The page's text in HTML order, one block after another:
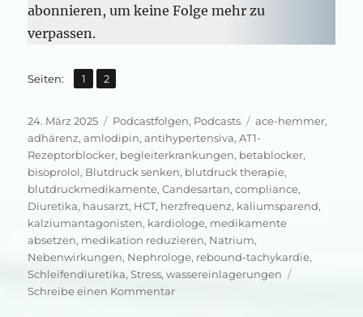
abonnieren, um keine Folge mehr zu
verpassen.
Seiten: Seite
1 ,
Seite
2
Veröffentlicht
am
24. März 2025 Kategorien
Podcastfolgen, Podcasts Schlagwörter
ace-hemmer,
adhärenz,amlodipin,antihypertensiva,AT1-
Rezeptorblocker, begleiterkrankungen, betablocker,
bisoprolol, Blutdruck senken, blutdruck therapie,
blutdruckmedikamente,Candesartan,compliance,
Diuretika, hausarzt, HCT, herzfrequenz, kaliumsparend,
kalziumantagonisten, kardiologe, medikamente
absetzen, medikation reduzieren, Natrium,
Nebenwirkungen, Nephrologe, rebound-tachykardie,
Schleifendiuretika,Stress,wassereinlagerungen
Schreibe einen Kommentarzu